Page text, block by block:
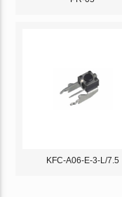
KFC-A06-E-3-L/7.5